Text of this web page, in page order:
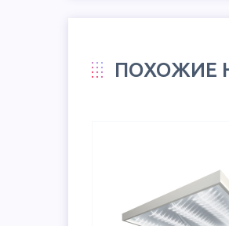
ПОХОЖИЕ